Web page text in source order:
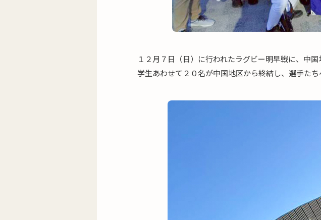
１２月７日（日）に行われたラグビー明早戦に、中
学生あわせて２０名が中国地区から終結し、選手たち